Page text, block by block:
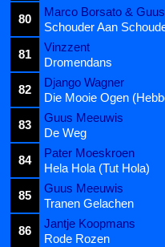
80
Marco Borsato &
Schouder Aan
81
Vinzzent
Dromendans
82
Django Wagner
Die Mooie Ogen
83
Guus Meeuwis
De Weg
84
Pater Moeskroen
Hela Hola (Tut Hola)
85
Guus Meeuwis
Tranen Gelachen
86
Jantje Koopmans
Rode Rozen